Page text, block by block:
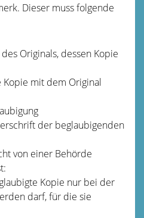
Dieser muss folgende
Originals, dessen Kopie
Kopie mit dem Original
der beglaubigenden
von einer Behörde
Kopie nur bei der
darf, für die sie